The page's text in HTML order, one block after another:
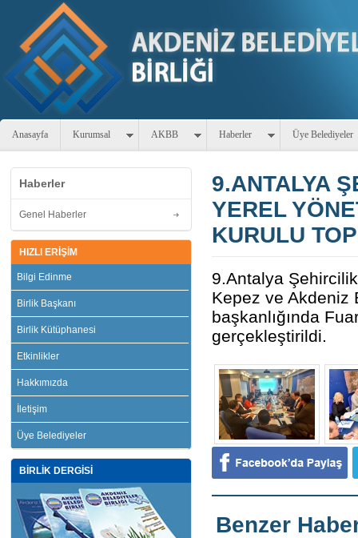
Anasayfa Kurumsal AKBB Haberler Üye Belediyeler
Haberler
Genel Haberler
HIZLI ERİŞİM
Bilgi Edinme
Birlik Başkanı
Birlik Kütüphanesi
Etkinlikler
Hakkımızda
İletişim
Üye Belediyeler
BİRLİK DERGİSİ
9.ANTALYA
YEREL
KURULU
9.Antalya
Kepez ve Akdeniz
başkanlığında
gerçekleştirildi.
Benzer